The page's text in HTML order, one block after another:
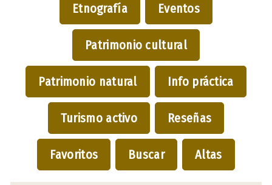
Etnografía Eventos
Patrimonio cultural
Patrimonio natural Info práctica
Turismo activo Reseñas
Favoritos Buscar Altas